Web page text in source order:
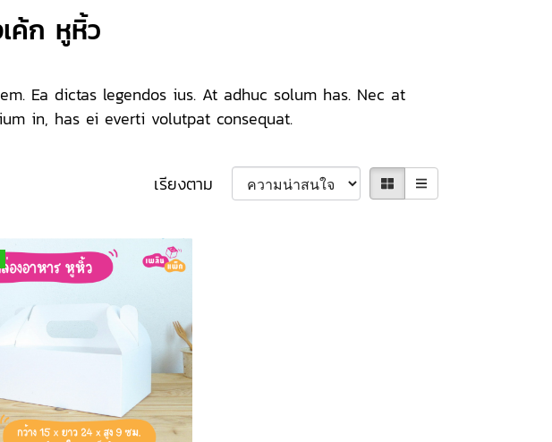
ค้ก หูหิ้ว
Ea dictas legendos ius. At adhuc solum has. Nec at
in, has ei everti volutpat consequat.
เรียงตาม